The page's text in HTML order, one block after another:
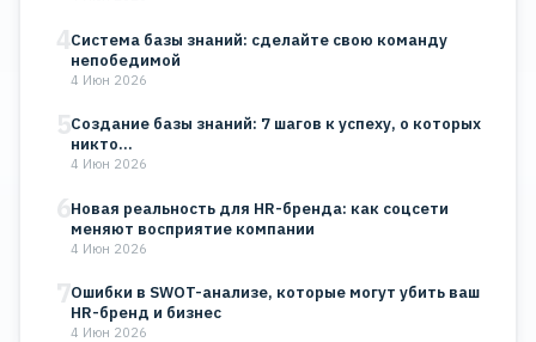
4Система базы знаний: сделайте свою команду
непобедимой
4 Июн 2026
5Создание базы знаний: 7 шагов к успеху, о которых
никто…
4 Июн 2026
6Новая реальность для HR-бренда: как соцсети
меняют восприятие компании
4 Июн 2026
7Ошибки в SWOT-анализе, которые могут убить ваш
HR-бренд и бизнес
4 Июн 2026